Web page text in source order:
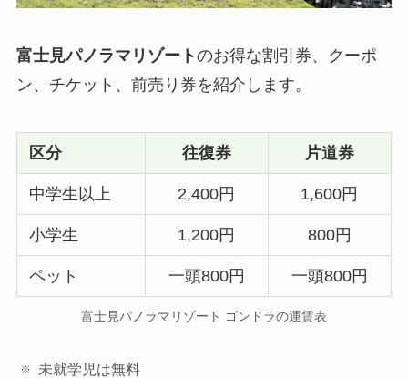
富士見パノラマリゾートのお得な割引券、クーポ
ン、チケット、前売り券を紹介します。
区分 往復券 片道券
中学生以上 2,400円 1,600円
小学生 1,200円 800円
ペット 一頭800円 一頭800円
富士見パノラマリゾート ゴンドラの運賃表
未就学児は無料